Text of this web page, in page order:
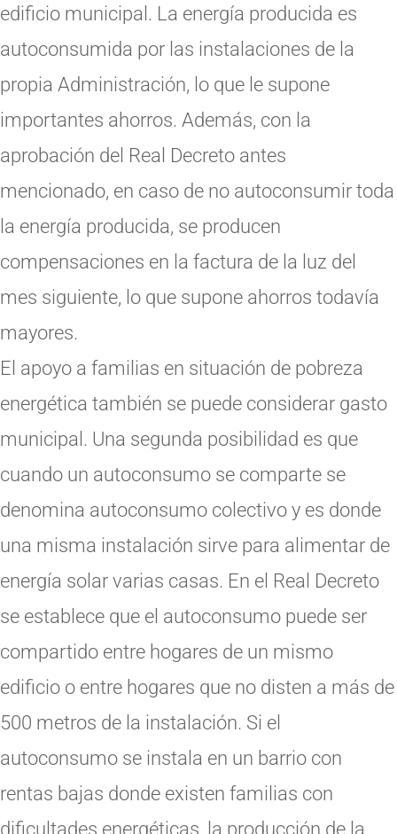
edificio municipal. La energía producida es
autoconsumida por las instalaciones de la
propia Administración, lo que le supone
importantes ahorros. Además, con la
aprobación del Real Decreto antes
mencionado, en caso de no autoconsumir toda
la energía producida, se producen
compensaciones en la factura de la luz del
mes siguiente, lo que supone ahorros todavía
mayores.
El apoyo a familias en situación de pobreza
energética también se puede considerar gasto
municipal. Una segunda posibilidad es que
cuando un autoconsumo se comparte se
denomina autoconsumo colectivo y es donde
una misma instalación sirve para alimentar de
energía solar varias casas. En el Real Decreto
se establece que el autoconsumo puede ser
compartido entre hogares de un mismo
edificio o entre hogares que no disten a más de
500 metros de la instalación. Si el
autoconsumo se instala en un barrio con
rentas bajas donde existen familias con
dificultades energéticas, la producción de la